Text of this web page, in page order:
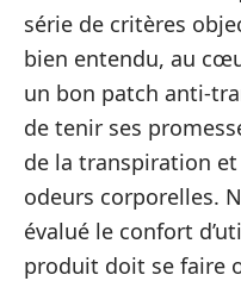
série de critères
bien entendu, au
un bon patch anti-
de tenir ses
de la transpiration
odeurs corporelles.
évalué le confort
produit doit se faire